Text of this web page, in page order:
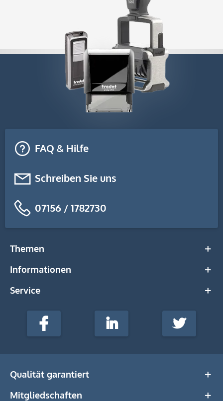
FAQ & Hilfe
Schreiben Sie uns
07156 / 1782730
Themen
Informationen
Service
stempel-
Media
Facebook LinkedIn Twitter
Qualität garantiert
Mitgliedschaften